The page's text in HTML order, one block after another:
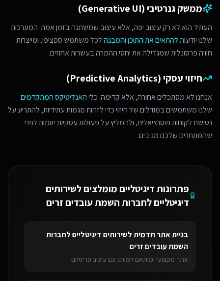
ממשק גנרטיבי (Generative UI)
העתיד הוא לא רק עיצוב יפה, אלא עיצוב שמשתנה בזמן אמת. המערכות
שלנו יודעותלהתאים את התוכן והמבנהלכל משתמש ספציפי, ומייצרות
חוויה פרסונלית שמגדילה את יחסי ההמרה בעשרות אחוזים.
חיזוי עסקי (Predictive Analytics)
אנחנו לא מסתכלים אחורה, אלא קדימה. כלי האנליטיקס המתקדמים
שלנו משתמשים במודלים של חיזוי כדי לזהות מגמות עתידיות, להתריע על
נטישת לקוחות פוטנציאלית, ולהמליץ על פעולות עסקיות יזומות לפני
שהמתחרים שלכם מגיבים.
פתרונות דיגיטליים מומלצים לשירותים
דיגיטליים לחברות השמת עובדים זרים
בניית אתר תדמיתלשירותים דיגיטליים לחברות
השמת עובדים זרים
אתר מקצועי ומותאם למותג עם עיצוב פרימיום